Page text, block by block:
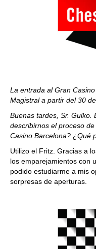
La entrada al Gran
Magistral a partir del 30
Buenas tardes, Sr. Gulko.
describirnos el proceso
Casino Barcelona? ¿Qué
Utilizo el Fritz. Gracias a
los emparejamientos con
podido estudiarme a mis
sorpresas de aperturas.